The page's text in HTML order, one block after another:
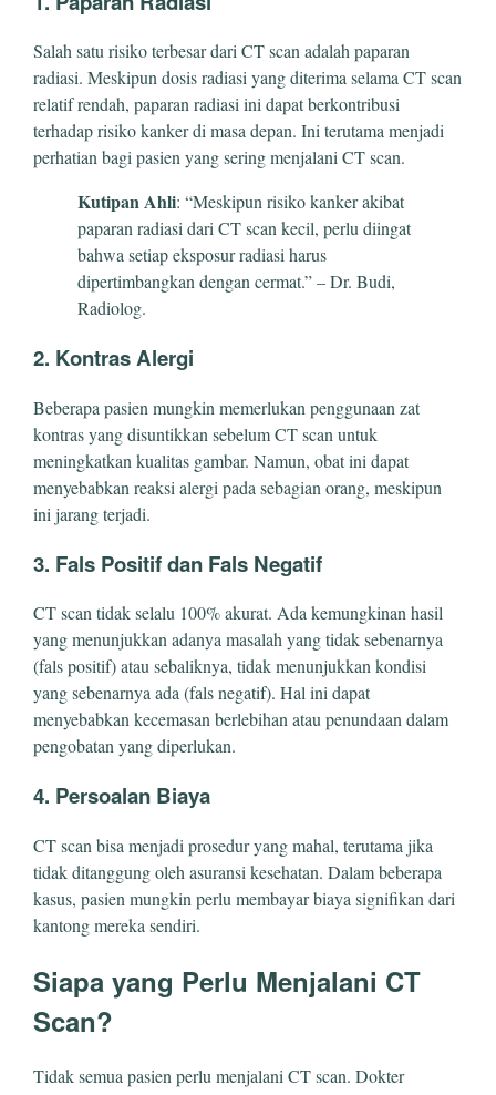
Salah satu risiko terbesar dari CT scan adalah paparan
radiasi. Meskipun dosis radiasi yang diterima selama CT scan
relatif rendah, paparan radiasi ini dapat berkontribusi
terhadap risiko kanker di masa depan. Ini terutama menjadi
perhatian bagi pasien yang sering menjalani CT scan.
Kutipan Ahli: “Meskipun risiko kanker akibat
paparan radiasi dari CT scan kecil, perlu diingat
bahwa setiap eksposur radiasi harus
dipertimbangkan dengan cermat.” – Dr. Budi,
Radiolog.
2. Kontras Alergi
Beberapa pasien mungkin memerlukan penggunaan zat
kontras yang disuntikkan sebelum CT scan untuk
meningkatkan kualitas gambar. Namun, obat ini dapat
menyebabkan reaksi alergi pada sebagian orang, meskipun
ini jarang terjadi.
3. Fals Positif dan Fals Negatif
CT scan tidak selalu 100% akurat. Ada kemungkinan hasil
yang menunjukkan adanya masalah yang tidak sebenarnya
(fals positif) atau sebaliknya, tidak menunjukkan kondisi
yang sebenarnya ada (fals negatif). Hal ini dapat
menyebabkan kecemasan berlebihan atau penundaan dalam
pengobatan yang diperlukan.
4. Persoalan Biaya
CT scan bisa menjadi prosedur yang mahal, terutama jika
tidak ditanggung oleh asuransi kesehatan. Dalam beberapa
kasus, pasien mungkin perlu membayar biaya signifikan dari
kantong mereka sendiri.
Siapa yang Perlu Menjalani CT
Scan?
Tidak semua pasien perlu menjalani CT scan. Dokter